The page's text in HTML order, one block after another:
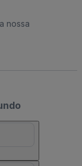
nossa